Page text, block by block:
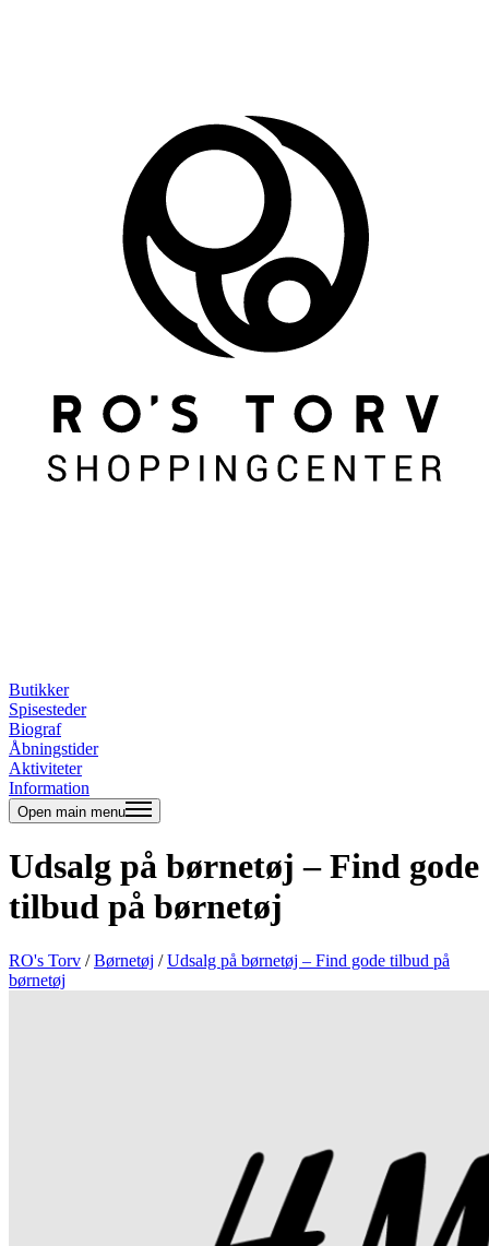
Butikker
Spisesteder
Biograf
Åbningstider
Aktiviteter
Information
Open main menu
Udsalg på børnetøj – Find gode
tilbud på børnetøj
RO's Torv /Børnetøj /Udsalg på børnetøj – Find gode tilbud på
børnetøj